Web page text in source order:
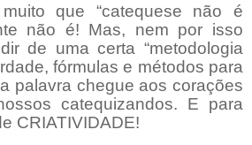
que “catequese não é
não é! Mas, nem por isso
de uma certa “metodologia
fórmulas e métodos para
palavra chegue aos corações
catequizandos. E para
CRIATIVIDADE!